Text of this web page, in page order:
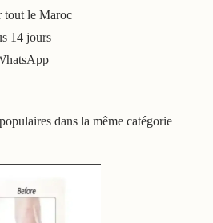
tout le Maroc
14 jours
dans la même catégorie